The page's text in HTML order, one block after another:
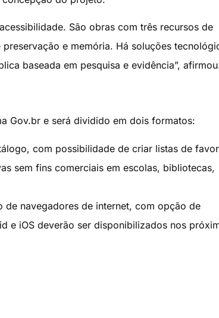
São obras com três recursos de
e memória. Há soluções
baseada em pesquisa e evidência”,
Gov.br e será dividido em dois formatos:
com possibilidade de criar listas de
sem fins comerciais em escolas, bibliotecas,
navegadores de internet, com opção de
e iOS deverão ser disponibilizados nos